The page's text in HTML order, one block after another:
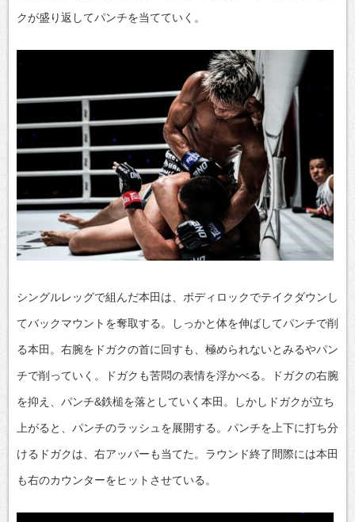
クが盛り返してパンチを当てていく。
シングルレッグで組んだ本田は、ボディロックでテイクダウンし
てバックマウントを奪取する。しっかと体を伸ばしてパンチで削
る本田。右腕をドガクの首に回すも、極められないとみるやパン
チで削っていく。ドガクも苦悶の表情を浮かべる。ドガクの右腕
を抑え、パンチ&鉄槌を落としていく本田。しかしドガクが立ち
上がると、パンチのラッシュを展開する。パンチを上下に打ち分
けるドガクは、右アッパーも当てた。ラウンド終了間際には本田
も右のカウンターをヒットさせている。